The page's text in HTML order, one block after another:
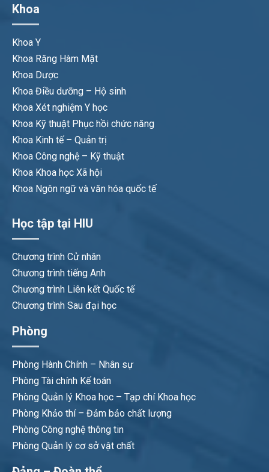
Khoa
Khoa Y
Khoa Răng Hàm Mặt
Khoa Dược
Khoa Điều dưỡng – Hộ sinh
Khoa Xét nghiệm Y học
Khoa Kỹ thuật Phục hồi chức năng
Khoa Kinh tế – Quản trị
Khoa Công nghệ – Kỹ thuật
Khoa Khoa học Xã hội
Khoa Ngôn ngữ và văn hóa quốc tế
Học tập tại HIU
Chương trình Cử nhân
Chương trình tiếng Anh
Chương trình Liên kết Quốc tế
Chương trình Sau đại học
Phòng
Phòng Hành Chính – Nhân sự
Phòng Tài chính Kế toán
Phòng Quản lý Khoa học – Tạp chí Khoa học
Phòng Khảo thí – Đảm bảo chất lượng
Phòng Công nghệ thông tin
Phòng Quản lý cơ sở vật chất